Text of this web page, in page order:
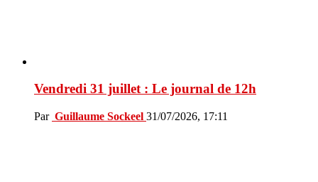
Vendredi 31 juillet : Le journal de 12h
Par Guillaume Sockeel 31/07/2026, 17:11